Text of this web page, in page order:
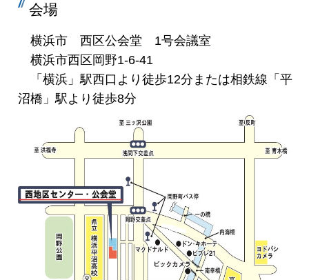
会場
横浜市 西区公会堂 1号会議室
横浜市西区岡野1-6-41
「横浜」駅西口より徒歩12分または相鉄線「平
沼橋」駅より徒歩8分